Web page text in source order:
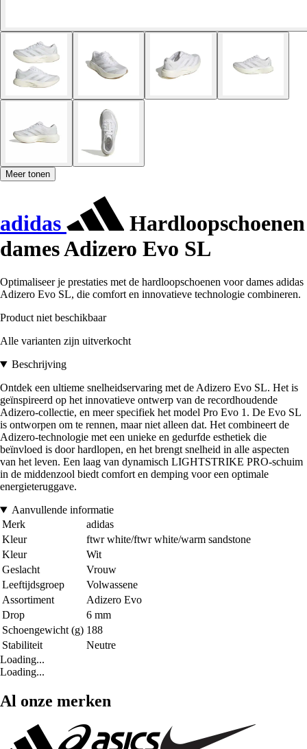
Meer tonen
adidas
Hardloopschoenen
dames Adizero Evo SL
Optimaliseer je prestaties met de hardloopschoenen voor dames adidas
Adizero Evo SL, die comfort en innovatieve technologie combineren.
Product niet beschikbaar
Alle varianten zijn uitverkocht
Beschrijving
Ontdek een ultieme snelheidservaring met de Adizero Evo SL. Het is
geïnspireerd op het innovatieve ontwerp van de recordhoudende
Adizero-collectie, en meer specifiek het model Pro Evo 1. De Evo SL
is ontworpen om te rennen, maar niet alleen dat. Het combineert de
Adizero-technologie met een unieke en gedurfde esthetiek die
beïnvloed is door hardlopen, en het brengt snelheid in alle aspecten
van het leven. Een laag van dynamisch LIGHTSTRIKE PRO-schuim
in de middenzool biedt comfort en demping voor een optimale
energieteruggave.
Aanvullende informatie
Merk
adidas
Kleur
ftwr white/ftwr white/warm sandstone
Kleur
Wit
Geslacht
Vrouw
Leeftijdsgroep
Volwassene
Assortiment
Adizero Evo
Drop
6 mm
Schoengewicht (g) 188
Stabiliteit
Neutre
Loading...
Loading...
Al onze merken